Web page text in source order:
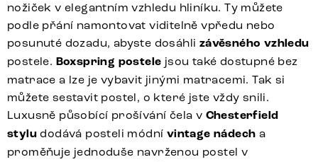
nožiček v elegantním vzhledu hliníku. Ty můžete
podle přání namontovat viditelně vpředu nebo
posunuté dozadu, abyste dosáhli závěsného vzhledu
postele. Boxspring postele jsou také dostupné bez
matrace a lze je vybavit jinými matracemi. Tak si
můžete sestavit postel, o které jste vždy snili.
Luxusně působící prošívání čela v Chesterfield
stylu dodává posteli módní vintage nádech a
proměňuje jednoduše navrženou postel v